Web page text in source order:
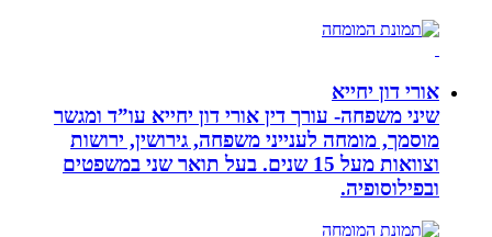
אורי דון יחייא
שיני משפחה- עורך דין אורי דון יחייא עו”ד ומגשר
מוסמך, מומחה לענייני משפחה, גירושין, ירושות
וצוואות מעל 15 שנים. בעל תואר שני במשפטים
ובפילוסופיה.